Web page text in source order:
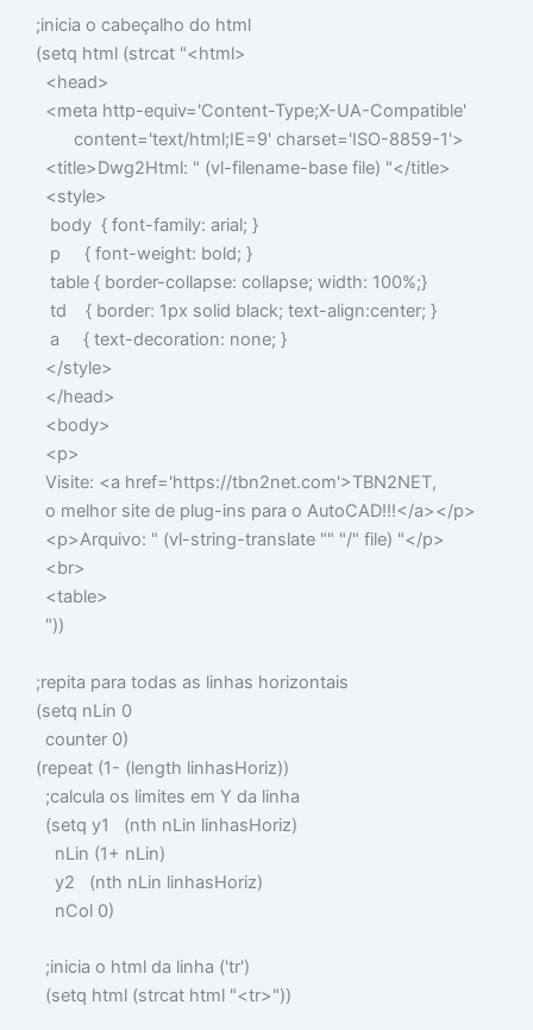
;inicia o cabeçalho do html
(setq html (strcat "<html>
<head>
<meta http-equiv='Content-Type;X-UA-Compatible'
content='text/html;IE=9' charset='ISO-8859-1'>
<title>Dwg2Html: " (vl-filename-base file) "</title>
<style>
body { font-family: arial; }
p { font-weight: bold; }
table { border-collapse: collapse; width: 100%;}
td { border: 1px solid black; text-align:center; }
a { text-decoration: none; }
</style>
</head>
<body>
<p>
Visite: <a href='https://tbn2net.com'>TBN2NET,
o melhor site de plug-ins para o AutoCAD!!!</a></p>
<p>Arquivo: " (vl-string-translate "" "/" file) "</p>
<br>
<table>
"))
;repita para todas as linhas horizontais
(setq nLin 0
counter 0)
(repeat (1- (length linhasHoriz))
;calcula os limites em Y da linha
(setq y1 (nth nLin linhasHoriz)
nLin (1+ nLin)
y2
(nth nLin linhasHoriz)
nCol 0)
;inicia o html da linha ('tr')
(setq html (strcat html "<tr>"))